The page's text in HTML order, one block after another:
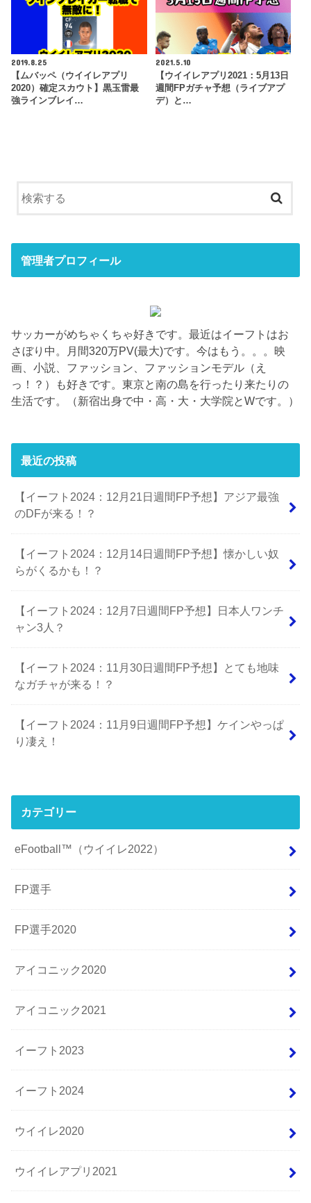
2019.8.25
【ムバッペ（ウイイレアプリ
2020）確定スカウト】黒玉雷最
強ラインブレイ…
2021.5.10
【ウイイレアプリ2021：5月13日
週間FPガチャ予想（ライブアプ
デ）と…
管理者プロフィール
サッカーがめちゃくちゃ好きです。最近はイーフトはお
さぼり中。月間320万PV(最大)です。今はもう。。。映
画、小説、ファッション、ファッションモデル（え
っ！？）も好きです。東京と南の島を行ったり来たりの
生活です。（新宿出身で中・高・大・大学院とWです。）
最近の投稿
【イーフト2024：12月21日週間FP予想】アジア最強
のDFが来る！？
【イーフト2024：12月14日週間FP予想】懐かしい奴
らがくるかも！？
【イーフト2024：12月7日週間FP予想】日本人ワンチ
ャン3人？
【イーフト2024：11月30日週間FP予想】とても地味
なガチャが来る！？
【イーフト2024：11月9日週間FP予想】ケインやっぱ
り凄え！
カテゴリー
eFootball™（ウイイレ2022）
FP選手
FP選手2020
アイコニック2020
アイコニック2021
イーフト2023
イーフト2024
ウイイレ2020
ウイイレアプリ2021